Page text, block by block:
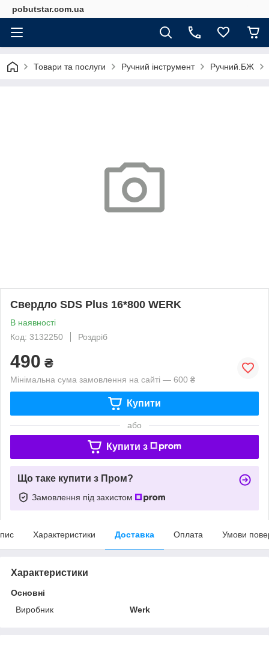
pobutstar.com.ua
Товари та послуги Ручний інструмент Ручний.БЖ
Свердло SDS Plus 16*800 WERK
В наявності
Код: 3132250
Роздріб
490 ₴
Мінімальна сума замовлення на сайті — 600 ₴
Купити
або
Купити з
Що таке купити з Пром?
Замовлення під захистом
Характеристики Доставка Оплата Умови
Характеристики
Основні
Виробник
Werk